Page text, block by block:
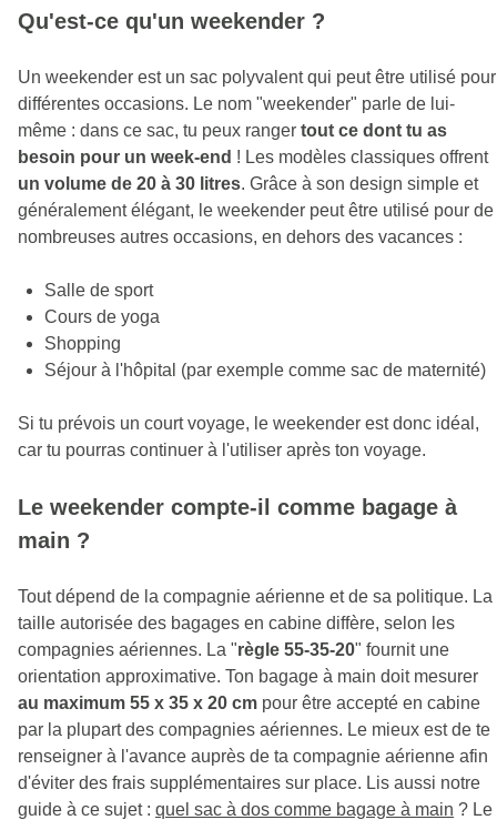
Qu'est-ce qu'un weekender ?
Un weekender est un sac polyvalent qui peut être utilisé pour
différentes occasions. Le nom "weekender" parle de lui-
même : dans ce sac, tu peux ranger tout ce dont tu as
besoin pour un week-end ! Les modèles classiques offrent
un volume de 20 à 30 litres. Grâce à son design simple et
généralement élégant, le weekender peut être utilisé pour de
nombreuses autres occasions, en dehors des vacances :
Salle de sport
Cours de yoga
Shopping
Séjour à l'hôpital (par exemple comme sac de maternité)
Si tu prévois un court voyage, le weekender est donc idéal,
car tu pourras continuer à l'utiliser après ton voyage.
Le weekender compte-il comme bagage à
main ?
Tout dépend de la compagnie aérienne et de sa politique. La
taille autorisée des bagages en cabine diffère, selon les
compagnies aériennes. La "règle 55-35-20" fournit une
orientation approximative. Ton bagage à main doit mesurer
au maximum 55 x 35 x 20 cm pour être accepté en cabine
par la plupart des compagnies aériennes. Le mieux est de te
renseigner à l'avance auprès de ta compagnie aérienne afin
d'éviter des frais supplémentaires sur place. Lis aussi notre
guide à ce sujet : quel sac à dos comme bagage à main ? Le